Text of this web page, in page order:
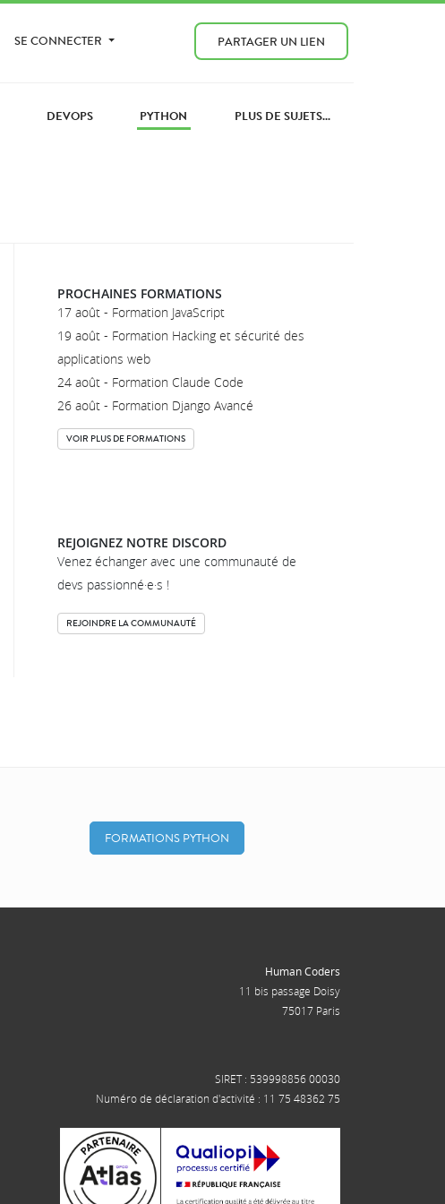
SE CONNECTER PARTAGER UN LIEN
DEVOPS PYTHON PLUS DE SUJETS...
PROCHAINES FORMATIONS
17 août - Formation JavaScript
19 août - Formation Hacking et sécurité des
applications web
24 août - Formation Claude Code
26 août - Formation Django Avancé
VOIR PLUS DE FORMATIONS
REJOIGNEZ NOTRE DISCORD
Venez échanger avec une communauté de
devs passionné·e·s !
REJOINDRE LA COMMUNAUTÉ
FORMATIONS PYTHON
Human Coders
11 bis passage Doisy
75017 Paris
SIRET : 539998856 00030
Numéro de déclaration d'activité : 11 75 48362 75